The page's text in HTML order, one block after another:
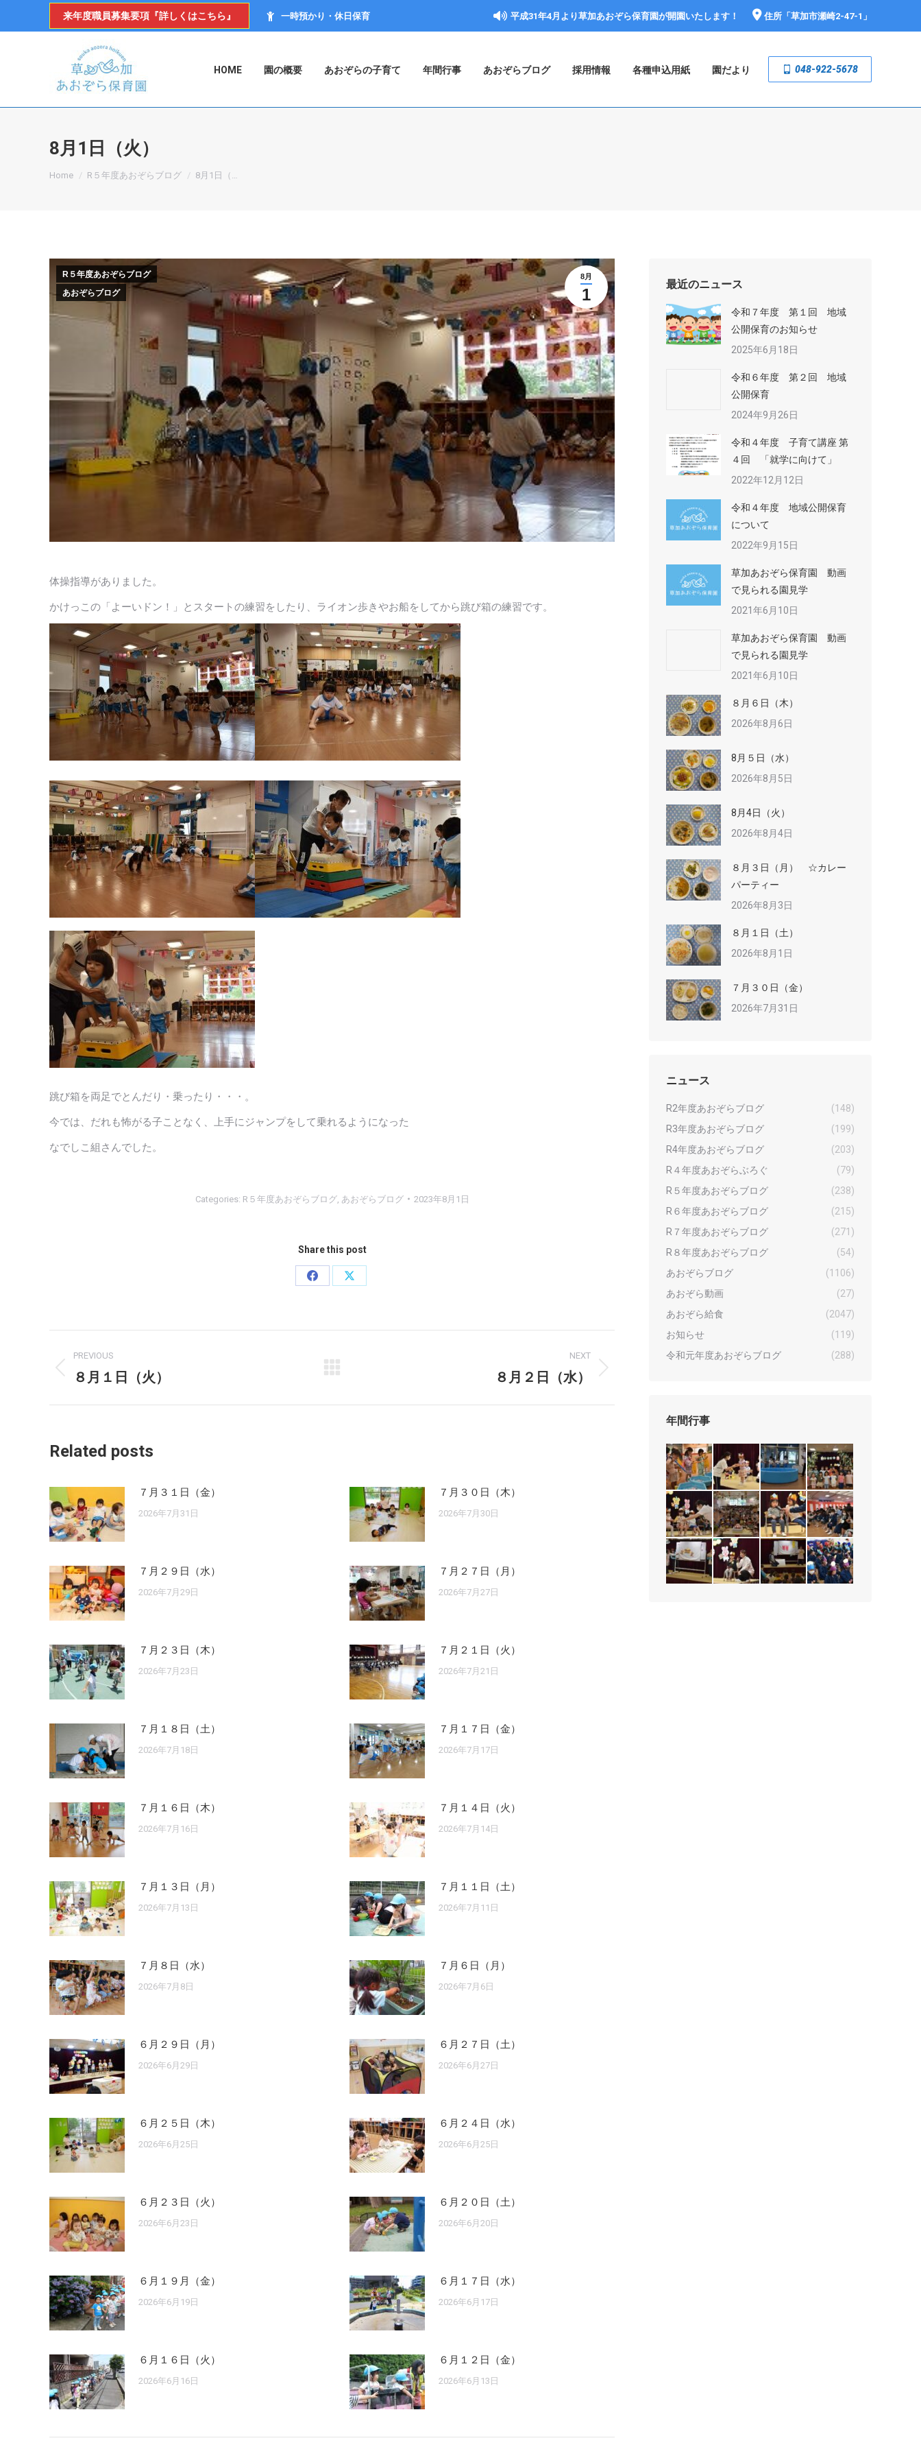
来年度職員募集要項『詳しくはこちら』 一時預かり・休日保育 平成31年4月より草加あおぞら保育園が開園いたします！ 住所「 草加市瀬崎2-47-1 」
HOME 園の概要 あおぞらの子育て 年間行事 あおぞらブログ 採用情報 各種申込用紙 園だより 048-922-5678
8月1日（火）
You are here:
Home R５年度あおぞらブログ 8月1日（…
8月
1
R５年度あおぞらブログ
あおぞらブログ
体操指導がありました。
かけっこの「よーいドン！」とスタートの練習をしたり、ライオン歩きやお船をしてから跳び箱の練習です。
跳び箱を両足でとんだり・乗ったり・・・。
今では、だれも怖がる子ことなく、上手にジャンプをして乗れるようになった
なでしこ組さんでした。
Categories: R５年度あおぞらブログ, あおぞらブログ 2023年8月1日
Share this post
Share
Share
navigation
PREVIOUS
Previous
８月１日（火）
NEXT
８月２日（水）
Related posts
７月３１日（金）
2026年7月31日
７月３０日（木）
2026年7月30日
７月２９日（水）
2026年7月29日
７月２７日（月）
2026年7月27日
７月２３日（木）
2026年7月23日
７月２１日（火）
2026年7月21日
７月１８日（土）
2026年7月18日
７月１７日（金）
2026年7月17日
７月１６日（木）
2026年7月16日
７月１４日（火）
2026年7月14日
７月１３日（月）
2026年7月13日
７月１１日（土）
2026年7月11日
７月８日（水）
2026年7月8日
７月６日（月）
2026年7月6日
６月２９日（月）
2026年6月29日
６月２７日（土）
2026年6月27日
６月２５日（木）
2026年6月25日
６月２４日（水）
2026年6月25日
６月２３日（火）
2026年6月23日
６月２０日（土）
2026年6月20日
６月１９月（金）
2026年6月19日
６月１７日（水）
2026年6月17日
６月１６日（火）
2026年6月16日
６月１２日（金）
2026年6月13日
最近のニュース
令和７年度 第１回 地域
公開保育のお知らせ
2025年6月18日
令和６年度 第２回 地域
公開保育
2024年9月26日
令和４年度 子育て講座 第
４回 「就学に向けて」
2022年12月12日
令和４年度 地域公開保育
について
2022年9月15日
草加あおぞら保育園 動画
で見られる園見学
2021年6月10日
草加あおぞら保育園 動画
で見られる園見学
2021年6月10日
８月６日（木）
2026年8月6日
8月５日（水）
2026年8月5日
8月4日（火）
2026年8月4日
８月３日（月） ☆カレー
パーティー
2026年8月3日
８月１日（土）
2026年8月1日
７月３０日（金）
2026年7月31日
ニュース
R2年度あおぞらブログ
(148)
R3年度あおぞらブログ
(199)
R4年度あおぞらブログ
(203)
R４年度あおぞらぶろぐ
(79)
R５年度あおぞらブログ
(238)
R６年度あおぞらブログ
(215)
R７年度あおぞらブログ
(271)
R８年度あおぞらブログ
(54)
あおぞらブログ
(1106)
あおぞら動画
(27)
あおぞら給食
(2047)
お知らせ
(119)
令和元年度あおぞらブログ
(288)
年間行事